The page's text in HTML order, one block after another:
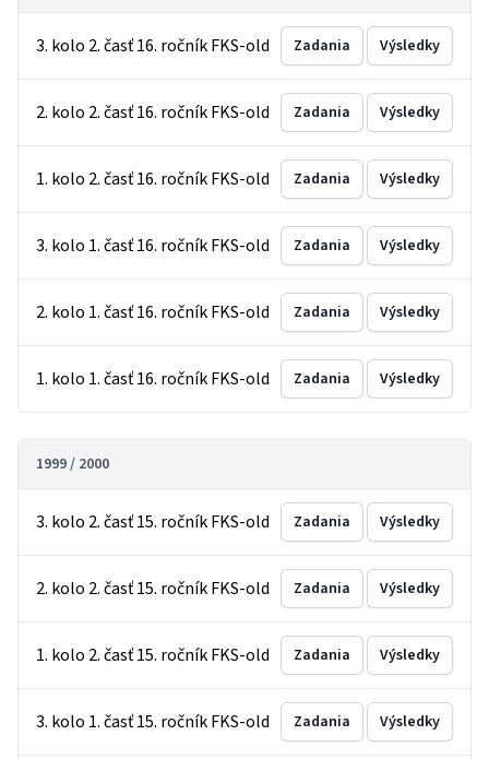
3. kolo 2. časť 16. ročník FKS-old Zadania Výsledky
2. kolo 2. časť 16. ročník FKS-old Zadania Výsledky
1. kolo 2. časť 16. ročník FKS-old Zadania Výsledky
3. kolo 1. časť 16. ročník FKS-old Zadania Výsledky
2. kolo 1. časť 16. ročník FKS-old Zadania Výsledky
1. kolo 1. časť 16. ročník FKS-old Zadania Výsledky
1999 / 2000
3. kolo 2. časť 15. ročník FKS-old Zadania Výsledky
2. kolo 2. časť 15. ročník FKS-old Zadania Výsledky
1. kolo 2. časť 15. ročník FKS-old Zadania Výsledky
3. kolo 1. časť 15. ročník FKS-old Zadania Výsledky